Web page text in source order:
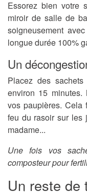
Essorez bien votre
miroir de salle de
soigneusement
longue durée 100%
Un
Placez des
environ 15
vos paupières. Cela
feu du rasoir sur les
madame...
Une fois vos
composteur pour
Un reste de